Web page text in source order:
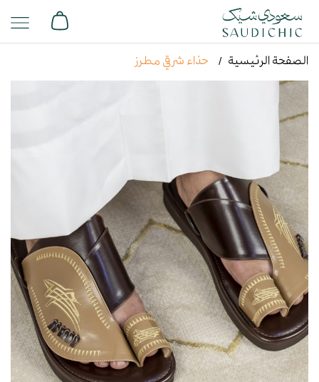
الصفحة الرئيسية حذاء شرقي مطرز